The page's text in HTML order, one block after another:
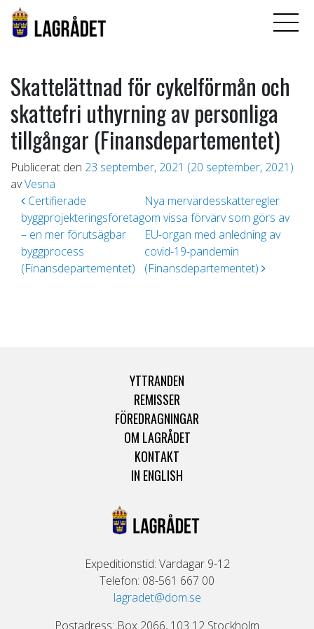
Skattelättnad för cykelförmån och
skattefri uthyrning av personliga
tillgångar (Finansdepartementet)
Publicerat den 23 september, 2021 (20 september, 2021)
avVesna
Inläggsnavigering
Certifierade
byggprojekteringsföretag
– en mer förutsägbar
byggprocess
(Finansdepartementet)
Nya mervärdesskatteregler
om vissa förvärv som görs av
EU-organ med anledning av
covid-19-pandemin
(Finansdepartementet)
YTTRANDEN
REMISSER
FÖREDRAGNINGAR
OM LAGRÅDET
KONTAKT
IN ENGLISH
Expeditionstid: Vardagar 9-12
Telefon: 08-561 667 00
lagradet@dom.se
Postadress: Box 2066, 103 12 Stockholm